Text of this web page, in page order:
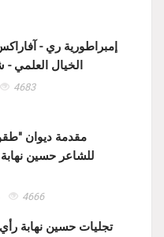
إمبراطورية ري -
الخيال العلمي
4683
مقدمة ديوان
للشاعر حسين
4666
تجليات حسين نهابة